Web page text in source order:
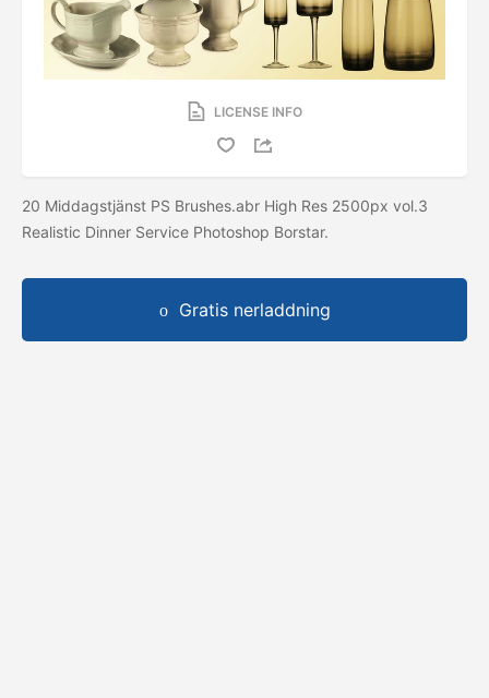
LICENSE INFO
20 Middagstjänst PS Brushes.abr High Res 2500px vol.3
Realistic Dinner Service Photoshop Borstar.
Gratis nerladdning